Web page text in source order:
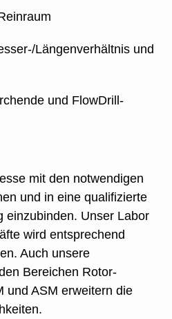
Längenverhältnis und
und FlowDrill-
mit den notwendigen
und in eine qualifizierte
einzubinden. Unser Labor
wird entsprechend
Auch unsere
Bereichen Rotor-
und ASM erweitern die